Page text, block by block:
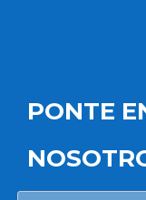
PONTE